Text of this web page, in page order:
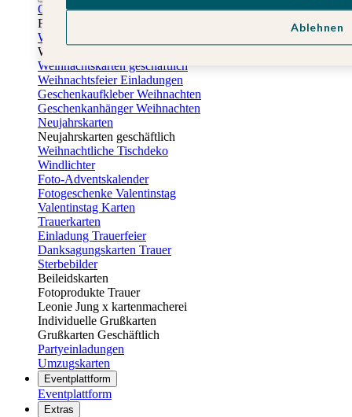
Osterkarten
Fotogeschenke zu Ostern
Weihnachtskarten
Weihnachtskarten selbst gestalten
Weihnachtskarten geschäftlich
Weihnachtsfeier Einladungen
Geschenkaufkleber Weihnachten
Geschenkanhänger Weihnachten
Neujahrskarten
Neujahrskarten geschäftlich
Weihnachtliche Tischdeko
Windlichter
Foto-Adventskalender
Fotogeschenke Valentinstag
Valentinstag Karten
Trauerkarten
Einladung Trauerfeier
Danksagungskarten Trauer
Sterbebilder
Beileidskarten
Fotoprodukte Trauer
Leonie Jung x kartenmacherei
Individuelle Grußkarten
Grußkarten Geschäftlich
Partyeinladungen
Umzugskarten
Eventplattform
Eventplattform
Extras
Ablehnen